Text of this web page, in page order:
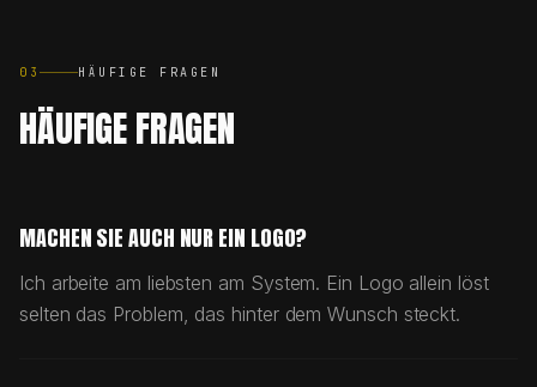
03 HÄUFIGE FRAGEN
HÄUFIGE FRAGEN
MACHEN SIE AUCH NUR EIN LOGO?
Ich arbeite am liebsten am System. Ein Logo allein löst
selten das Problem, das hinter dem Wunsch steckt.